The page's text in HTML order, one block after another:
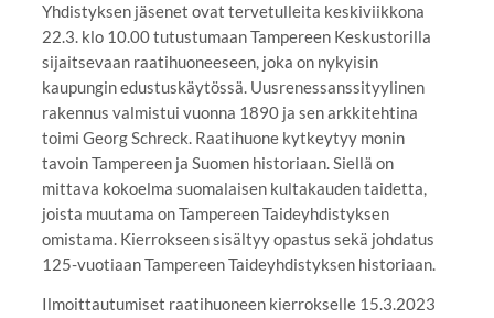
Yhdistyksen jäsenet ovat tervetulleita keskiviikkona
22.3. klo 10.00 tutustumaan Tampereen Keskustorilla
sijaitsevaan raatihuoneeseen, joka on nykyisin
kaupungin edustuskäytössä. Uusrenessanssityylinen
rakennus valmistui vuonna 1890 ja sen arkkitehtina
toimi Georg Schreck. Raatihuone kytkeytyy monin
tavoin Tampereen ja Suomen historiaan. Siellä on
mittava kokoelma suomalaisen kultakauden taidetta,
joista muutama on Tampereen Taideyhdistyksen
omistama. Kierrokseen sisältyy opastus sekä johdatus
125-vuotiaan Tampereen Taideyhdistyksen historiaan.
Ilmoittautumiset raatihuoneen kierrokselle 15.3.2023